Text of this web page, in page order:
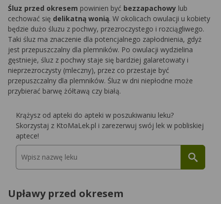
Śluz przed okresem powinien być bezzapachowy lub
cechować się delikatną wonią. W okolicach owulacji u kobiety
będzie dużo śluzu z pochwy, przezroczystego i rozciągliwego.
Taki śluz ma znaczenie dla potencjalnego zapłodnienia, gdyż
jest przepuszczalny dla plemników. Po owulacji wydzielina
gęstnieje, śluz z pochwy staje się bardziej galaretowaty i
nieprzezroczysty (mleczny), przez co przestaje być
przepuszczalny dla plemników. Śluz w dni niepłodne może
przybierać barwę żółtawą czy białą.
Krążysz od apteki do apteki w poszukiwaniu leku?
Skorzystaj z KtoMaLek.pl i zarezerwuj swój lek w pobliskiej
aptece!
Upławy przed okresem